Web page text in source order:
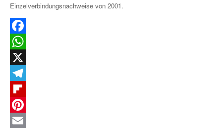
Einzelverbindungsnachweise von 2001.
Facebook
WhatsApp
X
Telegram
Flipboard
Pinterest